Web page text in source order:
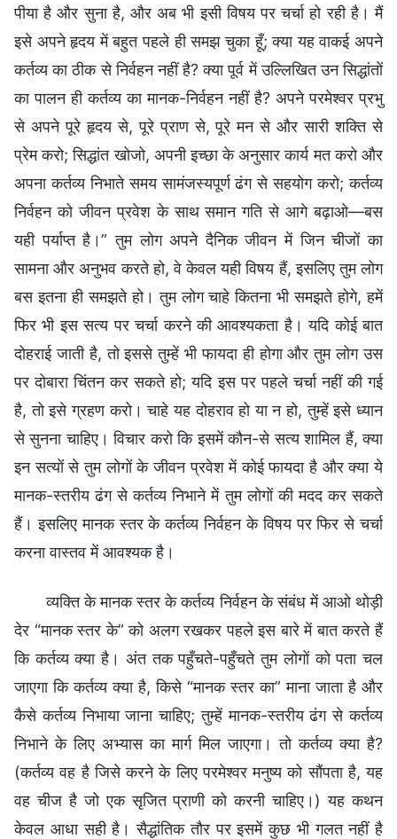
पीया है और सुना है, और अब भी इसी विषय पर चर्चा हो रही है। मैं
इसे अपने हृदय में बहुत पहले ही समझ चुका हूँ; क्या यह वाकई अपने
कर्तव्य का ठीक से निर्वहन नहीं है? क्या पूर्व में उल्लिखित उन सिद्धांतों
का पालन ही कर्तव्य का मानक-निर्वहन नहीं है? अपने परमेश्वर प्रभु
से अपने पूरे हृदय से, पूरे प्राण से, पूरे मन से और सारी शक्ति से
प्रेम करो; सिद्धांत खोजो, अपनी इच्छा के अनुसार कार्य मत करो और
अपना कर्तव्य निभाते समय सामंजस्यपूर्ण ढंग से सहयोग करो; कर्तव्य
निर्वहन को जीवन प्रवेश के साथ समान गति से आगे बढ़ाओ—बस
यही पर्याप्त है।” तुम लोग अपने दैनिक जीवन में जिन चीजों का
सामना और अनुभव करते हो, वे केवल यही विषय हैं, इसलिए तुम लोग
बस इतना ही समझते हो। तुम लोग चाहे कितना भी समझते होगे, हमें
फिर भी इस सत्य पर चर्चा करने की आवश्यकता है। यदि कोई बात
दोहराई जाती है, तो इससे तुम्हें भी फायदा ही होगा और तुम लोग उस
पर दोबारा चिंतन कर सकते हो; यदि इस पर पहले चर्चा नहीं की गई
है, तो इसे ग्रहण करो। चाहे यह दोहराव हो या न हो, तुम्हें इसे ध्यान
से सुनना चाहिए। विचार करो कि इसमें कौन-से सत्य शामिल हैं, क्या
इन सत्यों से तुम लोगों के जीवन प्रवेश में कोई फायदा है और क्या ये
मानक-स्तरीय ढंग से कर्तव्य निभाने में तुम लोगों की मदद कर सकते
हैं। इसलिए मानक स्तर के कर्तव्य निर्वहन के विषय पर फिर से चर्चा
करना वास्तव में आवश्यक है।
व्यक्ति के मानक स्तर के कर्तव्य निर्वहन के संबंध में आओ थोड़ी
देर “मानक स्तर के” को अलग रखकर पहले इस बारे में बात करते हैं
कि कर्तव्य क्या है। अंत तक पहुँचते-पहुँचते तुम लोगों को पता चल
जाएगा कि कर्तव्य क्या है, किसे “मानक स्तर का” माना जाता है और
कैसे कर्तव्य निभाया जाना चाहिए; तुम्हें मानक-स्तरीय ढंग से कर्तव्य
निभाने के लिए अभ्यास का मार्ग मिल जाएगा। तो कर्तव्य क्या है?
(कर्तव्य वह है जिसे करने के लिए परमेश्वर मनुष्य को सौंपता है, यह
वह चीज है जो एक सृजित प्राणी को करनी चाहिए।) यह कथन
केवल आधा सही है। सैद्धांतिक तौर पर इसमें कुछ भी गलत नहीं है